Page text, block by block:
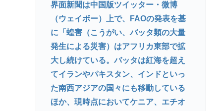
界面新聞は中国版ツイッター・微博
（ウェイボー）上で、FAOの発表を基
に「蝗害（こうがい、バッタ類の大量
発生による災害）はアフリカ東部で拡
大し続けている。バッタは紅海を超え
てイランやパキスタン、インドといっ
た南西アジアの国々にも移動している
ほか、現時点においてケニア、エチオ